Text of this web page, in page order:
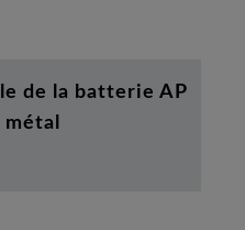
de la batterie AP